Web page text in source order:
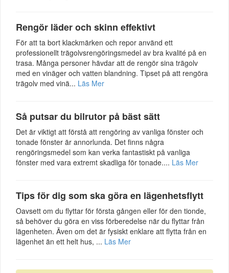
Rengör läder och skinn effektivt
För att ta bort klackmärken och repor använd ett
professionellt trägolvsrengöringsmedel av bra kvalité på en
trasa. Många personer hävdar att de rengör sina trägolv
med en vinäger och vatten blandning. Tipset på att rengöra
trägolv med vinä... Läs Mer
Så putsar du bilrutor på bäst sätt
Det är viktigt att förstå att rengöring av vanliga fönster och
tonade fönster är annorlunda. Det finns några
rengöringsmedel som kan verka fantastiskt på vanliga
fönster med vara extremt skadliga för tonade.... Läs Mer
Tips för dig som ska göra en lägenhetsflytt
Oavsett om du flyttar för första gången eller för den tionde,
så behöver du göra en viss förberedelse när du flyttar från
lägenheten. Även om det är fysiskt enklare att flytta från en
lägenhet än ett helt hus, ... Läs Mer